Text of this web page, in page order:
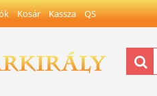
Kosár Kassza QS